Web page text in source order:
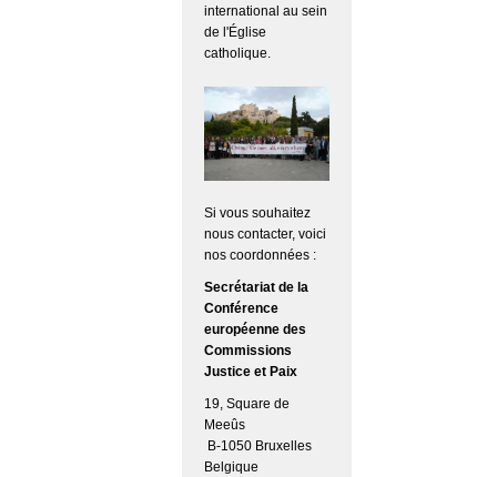
international au sein
de l'Église
catholique.
Si vous souhaitez
nous contacter, voici
nos coordonnées :
Secrétariat de la
Conférence
européenne des
Commissions
Justice et Paix
19, Square de
Meeûs
B-1050 Bruxelles
Belgique